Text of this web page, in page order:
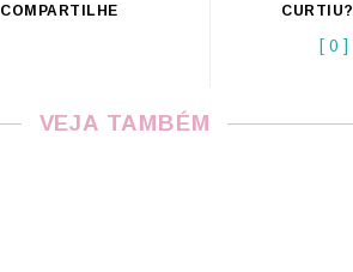
COMPARTILHE CURTIU?
[ 0 ]
VEJA TAMBÉM